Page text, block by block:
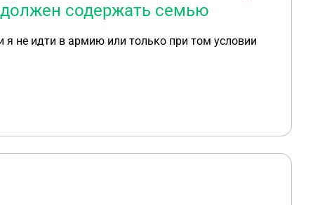
содержать семью
не идти в армию или только при том условии